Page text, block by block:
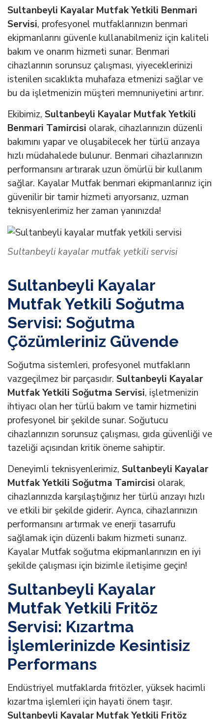
Sultanbeyli Kayalar Mutfak Yetkili Benmari
Servisi, profesyonel mutfaklarınızın benmari
ekipmanlarını güvenle kullanabilmeniz için kaliteli
bakım ve onarım hizmeti sunar. Benmari
cihazlarının sorunsuz çalışması, yiyeceklerinizi
istenilen sıcaklıkta muhafaza etmenizi sağlar ve
bu da işletmenizin müşteri memnuniyetini artırır.
Ekibimiz, Sultanbeyli Kayalar Mutfak Yetkili
Benmari Tamircisi olarak, cihazlarınızın düzenli
bakımını yapar ve oluşabilecek her türlü arızaya
hızlı müdahalede bulunur. Benmari cihazlarınızın
performansını artırarak uzun ömürlü bir kullanım
sağlar. Kayalar Mutfak benmari ekipmanlarınız için
güvenilir bir tamir hizmeti arıyorsanız, uzman
teknisyenlerimiz her zaman yanınızda!
Sultanbeyli kayalar mutfak yetkili servisi
Sultanbeyli Kayalar
Mutfak Yetkili Soğutma
Servisi: Soğutma
Çözümleriniz Güvende
Soğutma sistemleri, profesyonel mutfakların
vazgeçilmez bir parçasıdır. Sultanbeyli Kayalar
Mutfak Yetkili Soğutma Servisi, işletmenizin
ihtiyacı olan her türlü bakım ve tamir hizmetini
profesyonel bir şekilde sunar. Soğutucu
cihazlarınızın sorunsuz çalışması, gıda güvenliği ve
tazeliği açısından kritik öneme sahiptir.
Deneyimli teknisyenlerimiz, Sultanbeyli Kayalar
Mutfak Yetkili Soğutma Tamircisi olarak,
cihazlarınızda karşılaştığınız her türlü arızayı hızlı
ve etkili bir şekilde giderir. Ayrıca, cihazlarınızın
performansını artırmak ve enerji tasarrufu
sağlamak için düzenli bakım hizmeti sunarız.
Kayalar Mutfak soğutma ekipmanlarınızın en iyi
şekilde çalışması için bizimle iletişime geçin!
Sultanbeyli Kayalar
Mutfak Yetkili Fritöz
Servisi: Kızartma
İşlemlerinizde Kesintisiz
Performans
Endüstriyel mutfaklarda fritözler, yüksek hacimli
kızartma işlemleri için hayati önem taşır.
Sultanbeyli Kayalar Mutfak Yetkili Fritöz